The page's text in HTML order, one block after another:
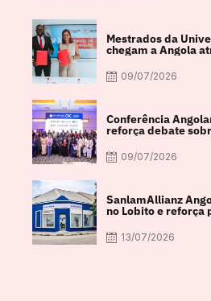
Mestrados da
chegam a Angola
a FACUL
09/07/2026
Conferência
reforça debate
crescimento
09/07/2026
SanlamAllianz
no Lobito e reforça
13/07/2026